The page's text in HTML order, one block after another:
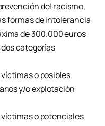
del racismo,
formas de intolerancia
de 300.000 euros
categorías
o posibles
y/o explotación
o potenciales